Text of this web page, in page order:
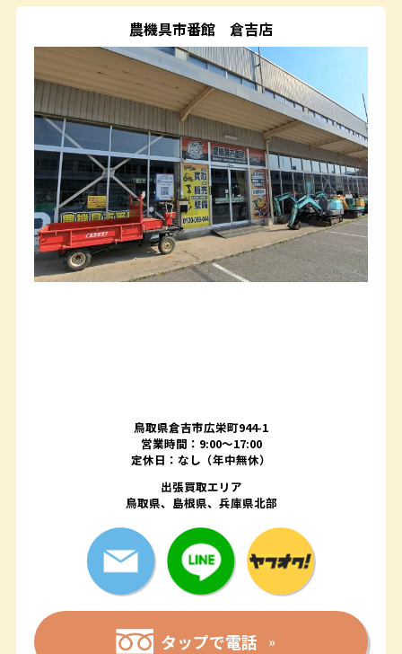
農機具市番館 倉吉店
鳥取県倉吉市広栄町944-1
営業時間：9:00～17:00
定休日：なし（年中無休）
出張買取エリア
鳥取県、島根県、兵庫県北部
タップで電話